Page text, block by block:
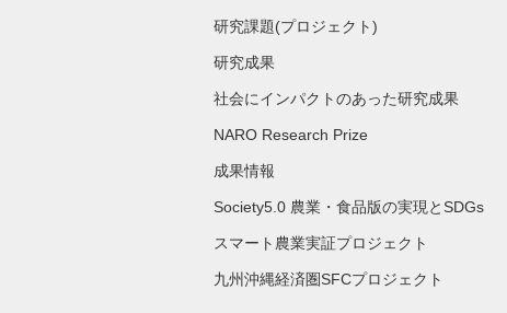
研究課題(プロジェクト)
研究成果
社会にインパクトのあった研究成果
NARO Research Prize
成果情報
Society5.0 農業・食品版の実現とSDGs
スマート農業実証プロジェクト
九州沖縄経済圏SFCプロジェクト